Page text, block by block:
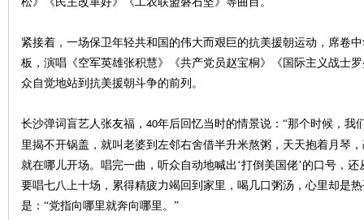
紧接着，一场保卫年轻共和国的伟大而艰巨的抗美援朝运动，席卷
板，演唱《空军英雄张积慧》《共产党员赵宝桐》《国际主义战士
众自觉地站到抗美援朝斗争的前列。
长沙弹词盲艺人张友福， 40年后回忆当时的情景说 ： “那个时候，我
里揭不开锅盖，就叫老婆到左邻右舍借半升米熬粥，天天抱着月琴
就在哪儿开场。唱完一曲，听众自动地喊出 ‘打倒美国佬’的口号，还
要唱七八上十场，累得精疲力竭回到家里，喝几口粥汤，心里却是
是 ： “党指向哪里就奔向哪里。 ”